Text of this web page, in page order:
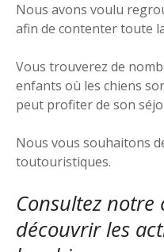
Nous avons voulu
afin de contenter toute
Vous trouverez de
enfants où les chiens
peut profiter de son
Nous vous souhaitons
toutouristiques.
Consultez notre
découvrir les